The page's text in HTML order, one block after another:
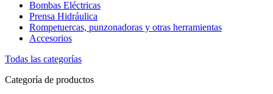
Bombas Eléctricas
Prensa Hidráulica
Rompetuercas, punzonadoras y otras herramientas
Accesorios
Todas las categorías
Categoría de productos